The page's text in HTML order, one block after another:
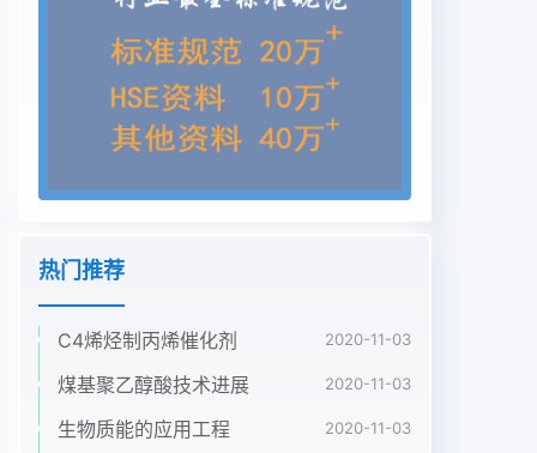
成了40 多个标准化奶牛养殖小区，实行
(Opportunitiea)和威胁(Threats)， 其中sw为内“五
个统一”管理模式，取消了散户奶的收购，确因、OT
为外因。根据Swor分析法，优势、劣势保了原料奶
的安全。与机会、威胁相组合，形成S0、ST、
WO、WT策2.1.3市场基础雄厚略。so是指依靠优
优势，规避威胁;花牛”、“洛阳巨尔”、 “南阳三色鸽”
等排名靠前WT是指减少劣势，规避威胁叫。的乳制
品企业都有比较好的资源基地和市场基础。其中“洛
阳巨尔”的产品已畅销广州、长沙、武2河南乳业发展
市和地区;2.1优势分析 .“郑州花花牛”在酸奶领域也有
热门推荐
C4烯烃制丙烯催化剂 2020-11-03
煤基聚乙醇酸技术进展 2020-11-03
生物质能的应用工程 2020-11-03